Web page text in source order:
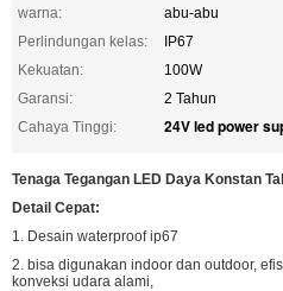
warna:
abu-abu
Perlindungan kelas:
IP67
Kekuatan:
100W
Garansi:
2 Tahun
Cahaya Tinggi:
24V led power
Tenaga Tegangan LED Daya Konstan
Detail Cepat:
1. Desain waterproof ip67
2. bisa digunakan indoor dan outdoor,
konveksi udara alami,